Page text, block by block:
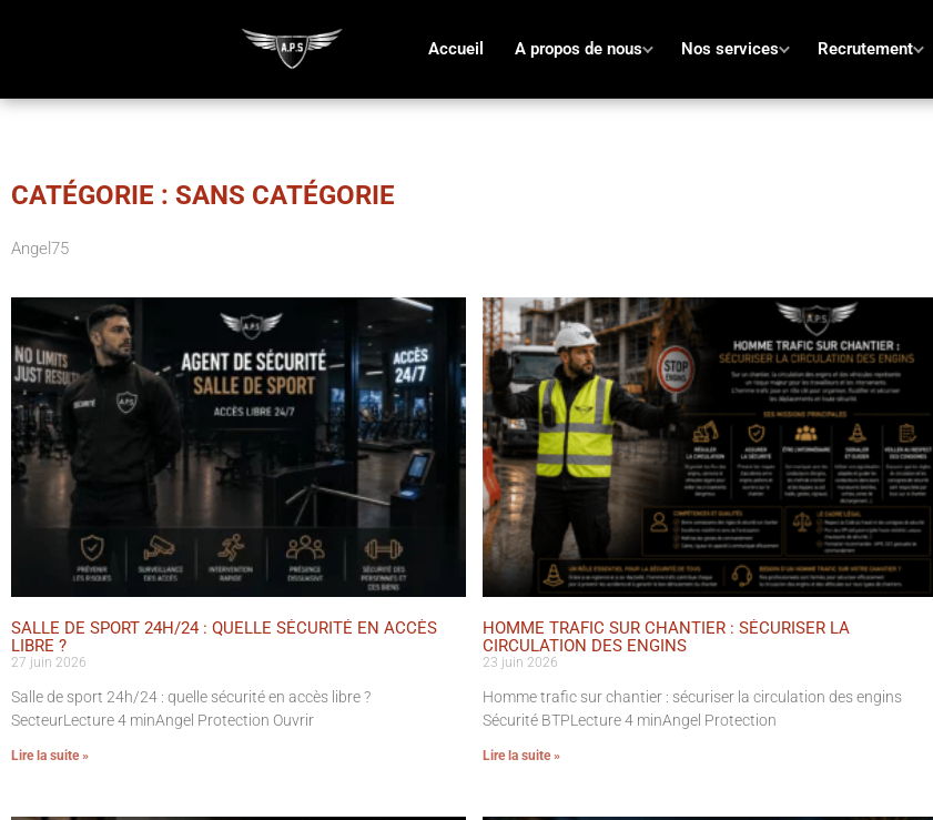
Accueil A propos de nous Nos services Recrutement
CATÉGORIE : SANS CATÉGORIE
Angel75
SALLE DE SPORT 24H/24 : QUELLE SÉCURITÉ EN ACCÈS
LIBRE ?
27 juin 2026
Salle de sport 24h/24 : quelle sécurité en accès libre ?
SecteurLecture 4 minAngel Protection Ouvrir
Lire la suite »
HOMME TRAFIC SUR CHANTIER : SÉCURISER LA
CIRCULATION DES ENGINS
23 juin 2026
Homme trafic sur chantier : sécuriser la circulation des engins
Sécurité BTPLecture 4 minAngel Protection
Lire la suite »